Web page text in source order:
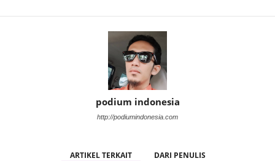
podium indonesia
http://podiumindonesia.com
ARTIKEL TERKAIT DARI PENULIS